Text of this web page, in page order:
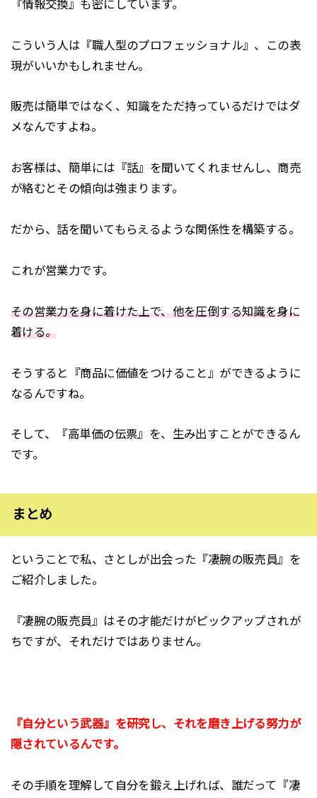
『情報交換』も密にしています。
こういう人は『職人型のプロフェッショナル』、この表
現がいいかもしれません。
販売は簡単ではなく、知識をただ持っているだけではダ
メなんですよね。
お客様は、簡単には『話』を聞いてくれませんし、商売
が絡むとその傾向は強まります。
だから、話を聞いてもらえるような関係性を構築する。
これが営業力です。
その営業力を身に着けた上で、他を圧倒する知識を身に
着ける。
そうすると『商品に価値をつけること』ができるように
なるんですね。
そして、『高単価の伝票』を、生み出すことができるん
です。
まとめ
ということで私、さとしが出会った『凄腕の販売員』を
ご紹介しました。
『凄腕の販売員』はその才能だけがピックアップされが
ちですが、それだけではありません。
『自分という武器』を研究し、それを磨き上げる努力が
隠されているんです。
その手順を理解して自分を鍛え上げれば、誰だって『凄